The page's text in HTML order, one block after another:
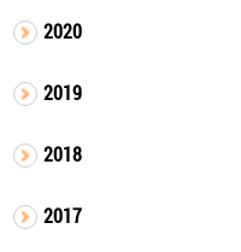
2020
2019
2018
2017